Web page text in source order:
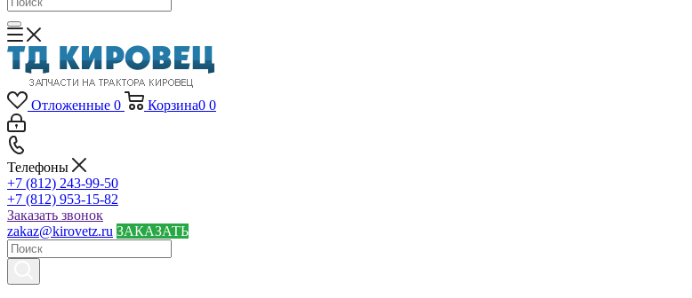
Отложенные 0 Корзина0 0
Телефоны
+7 (812) 243-99-50
+7 (812) 953-15-82
Заказать звонок
zakaz@kirovetz.ru ЗАКАЗАТЬ